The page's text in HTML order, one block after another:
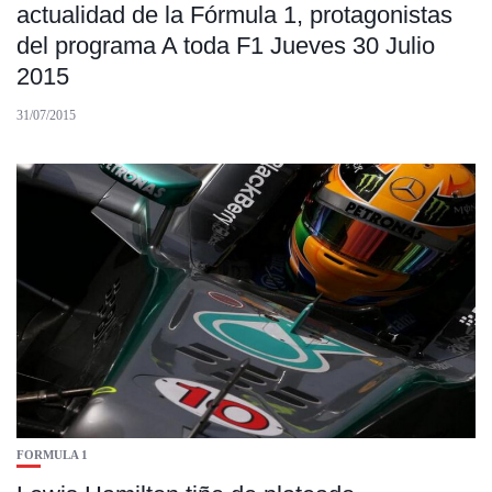
actualidad de la Fórmula 1, protagonistas
del programa A toda F1 Jueves 30 Julio
2015
31/07/2015
FORMULA 1